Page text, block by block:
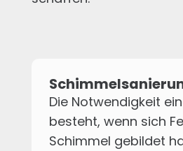
Die Notwendigkeit
besteht, wenn sich
Schimmel gebildet